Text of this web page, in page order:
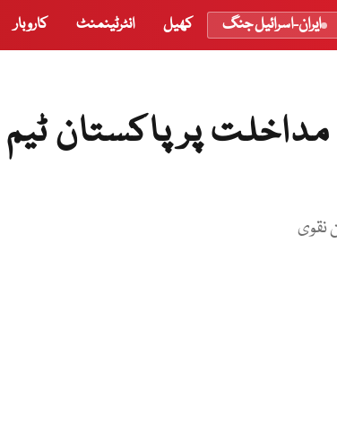
ایران-اسرائیل جنگ کھیل انٹرٹینمنٹ کاروبار
پر پاکستان ٹیم
نقوی